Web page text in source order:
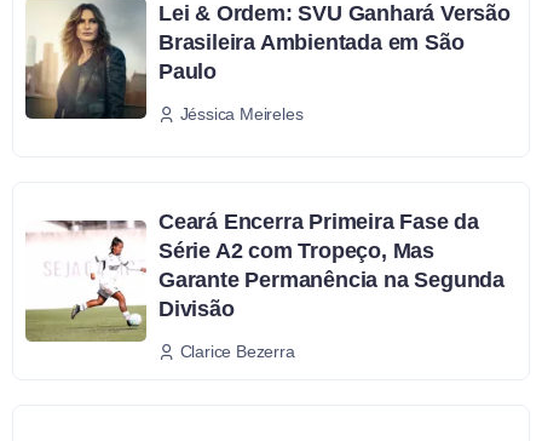
Lei & Ordem: SVU Ganhará Versão
Brasileira Ambientada em São
Paulo
Jéssica Meireles
Ceará Encerra Primeira Fase da
Série A2 com Tropeço, Mas
Garante Permanência na Segunda
Divisão
Clarice Bezerra